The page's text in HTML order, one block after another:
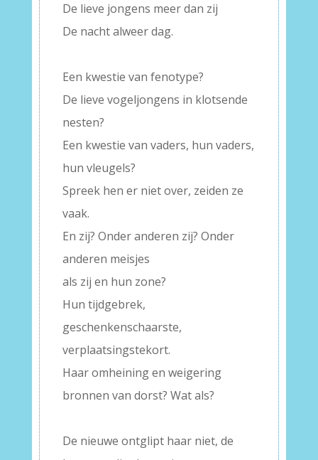
De lieve jongens meer dan zij
De nacht alweer dag.
Een kwestie van fenotype?
De lieve vogeljongens in klotsende
nesten?
Een kwestie van vaders, hun vaders,
hun vleugels?
Spreek hen er niet over, zeiden ze
vaak.
En zij? Onder anderen zij? Onder
anderen meisjes
als zij en hun zone?
Hun tijdgebrek,
geschenkenschaarste,
verplaatsingstekort.
Haar omheining en weigering
bronnen van dorst? Wat als?
De nieuwe ontglipt haar niet, de